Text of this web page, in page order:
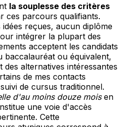
la souplesse des critères
ces parcours qualifiants.
reçues, aucun diplôme
intégrer la plupart des
acceptent les candidats
baccalauréat ou équivalent,
des alternatives intéressantes
de mes contacts
de cursus traditionnel.
d'au moins douze moisen
une voie d'accès
Cette